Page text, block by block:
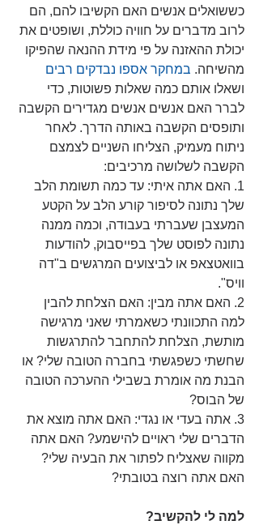
כששואלים אנשים האם הקשיבו להם, הם
לרוב מדברים על חוויה כוללת, ושופטים את
יכולת ההאזנה על פי מידת ההנאה שהפיקו
מהשיחה. במחקר אספו נבדקים רבים
ושאלו אותם כמה שאלות פשוטות, כדי
לברר האם אנשים אנשים מגדירים הקשבה
ותופסים הקשבה באותה הדרך. לאחר
ניתוח מעמיק, הצליחו השניים לצמצם
הקשבה לשלושה מרכיבים:
1. האם אתה איתי: עד כמה תשומת הלב
שלך נתונה לסיפור קורע הלב על הקטע
המעצבן שעברתי בעבודה, וכמה ממנה
נתונה לפוסט שלך בפייסבוק, להודעות
בוואטצאפ או לביצועים המרגשים ב"דה
וויס".
2. האם אתה מבין: האם הצלחת להבין
למה התכוונתי כשאמרתי שאני מרגישה
מותשת, הצלחת להתחבר להתרגשות
שחשתי כשפגשתי בחברה הטובה שלי? או
הבנת מה אומרת בשבילי ההערכה הטובה
של הבוס?
3. אתה בעדי או נגדי: האם אתה מוצא את
הדברים שלי ראויים להישמע? האם אתה
מקווה שאצליח לפתור את הבעיה שלי?
האם אתה רוצה בטובתי?
למה לי להקשיב?